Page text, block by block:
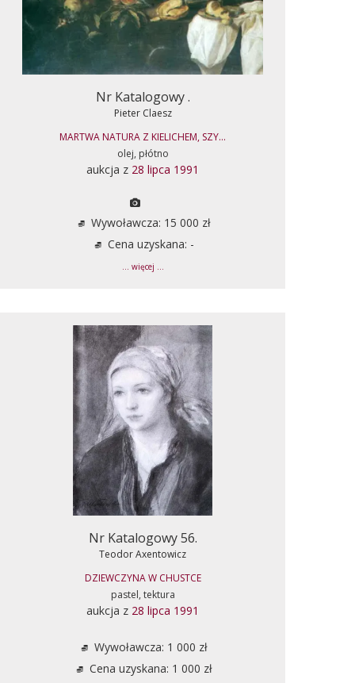
Nr Katalogowy .
Pieter Claesz
MARTWA NATURA Z KIELICHEM, SZY...
olej, płótno
aukcja z 28 lipca 1991
Wywoławcza: 15 000 zł
Cena uzyskana: -
... więcej ...
Nr Katalogowy 56.
Teodor Axentowicz
DZIEWCZYNA W CHUSTCE
pastel, tektura
aukcja z 28 lipca 1991
Wywoławcza: 1 000 zł
Cena uzyskana: 1 000 zł